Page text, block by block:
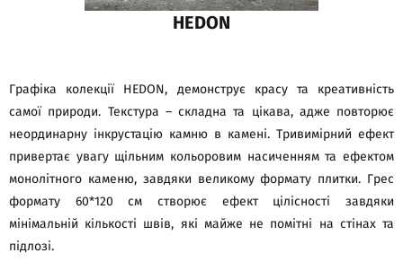
HEDON
Графіка колекції HEDON, демонструє красу та креативність
самої природи. Текстура – складна та цікава, адже повторює
неординарну інкрустацію камню в камені. Тривимірний ефект
привертає увагу щільним кольоровим насиченням та ефектом
монолітного каменю, завдяки великому формату плитки. Грес
формату 60*120 см створює ефект цілісності завдяки
мінімальній кількості швів, які майже не помітні на стінах та
підлозі.